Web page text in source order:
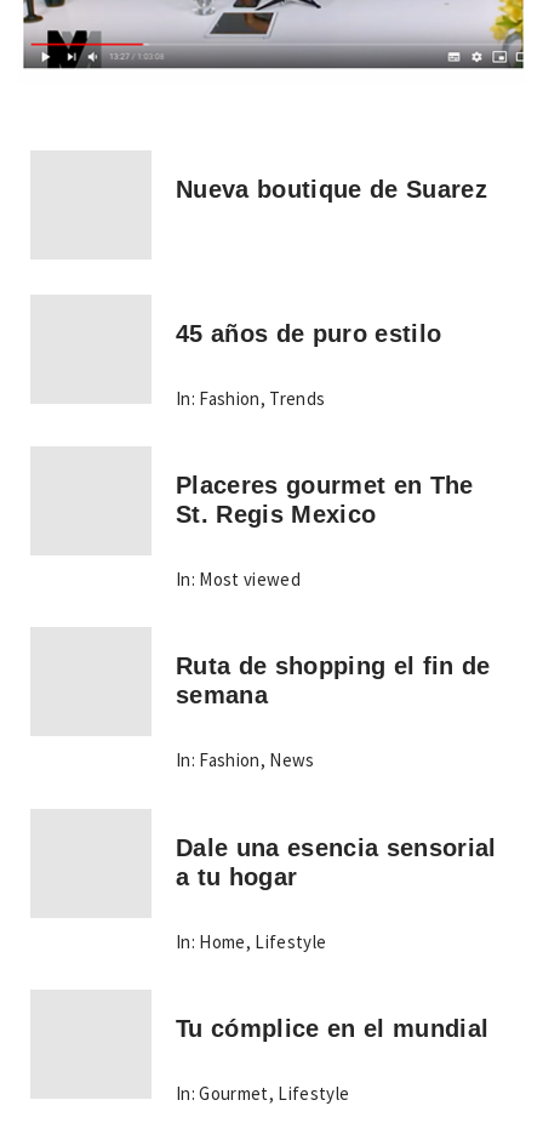
Nueva boutique de Suarez
45 años de puro estilo
In: Fashion, Trends
Placeres gourmet en The
St. Regis Mexico
In: Most viewed
Ruta de shopping el fin de
semana
In: Fashion, News
Dale una esencia sensorial
a tu hogar
In: Home, Lifestyle
Tu cómplice en el mundial
In: Gourmet, Lifestyle